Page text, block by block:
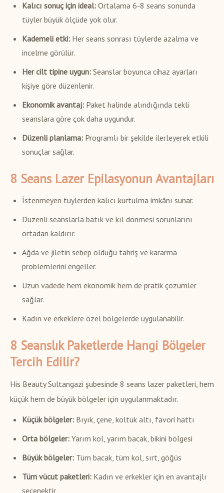
Kalıcı sonuç için ideal: Ortalama 6-8 seans sonunda
tüyler büyük ölçüde yok olur.
Kademeli etki: Her seans sonrası tüylerde azalma ve
incelme görülür.
Her cilt tipine uygun: Seanslar boyunca cihaz ayarları
kişiye göre düzenlenir.
Ekonomik avantaj: Paket halinde alındığında tekli
seanslara göre çok daha uygundur.
Düzenli planlama: Programlı bir şekilde ilerleyerek etkili
sonuçlar sağlar.
8 Seans Lazer Epilasyonun Avantajları
İstenmeyen tüylerden kalıcı kurtulma imkânı sunar.
Düzenli seanslarla batık ve kıl dönmesi sorunlarını
ortadan kaldırır.
Ağda ve jiletin sebep olduğu tahriş ve kararma
problemlerini engeller.
Uzun vadede hem ekonomik hem de pratik çözümler
sağlar.
Kadın ve erkeklere özel bölgelerde uygulanabilir.
8 Seanslık Paketlerde Hangi Bölgeler
Tercih Edilir?
His Beauty Sultangazi şubesinde 8 seans lazer paketleri, hem
küçük hem de büyük bölgeler için uygulanmaktadır.
Küçük bölgeler: Bıyık, çene, koltuk altı, favori hattı
Orta bölgeler: Yarım kol, yarım bacak, bikini bölgesi
Büyük bölgeler: Tüm bacak, tüm kol, sırt, göğüs
Tüm vücut paketleri: Kadın ve erkekler için en avantajlı
seçenektir